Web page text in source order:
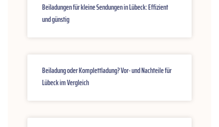
Beiladungen für kleine Sendungen in Lübeck: Effizient
und günstig
Beiladung oder Komplettladung? Vor- und Nachteile für
Lübeck im Vergleich